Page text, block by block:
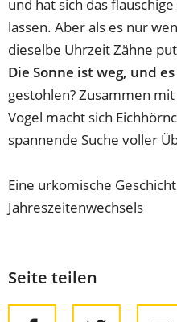
und hat sich das
lassen. Aber als es nur
dieselbe Uhrzeit Zähne
Die Sonne ist weg, und
gestohlen? Zusammen
Vogel macht sich
spannende Suche voller
Eine urkomische
Jahreszeitenwechsels
Seite teilen